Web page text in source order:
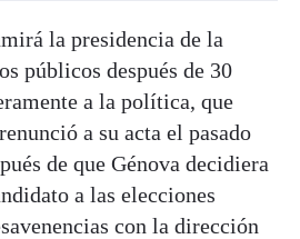
la presidencia de la
públicos después de 30
a la política, que
a su acta el pasado
de que Génova decidiera
a las elecciones
con la dirección